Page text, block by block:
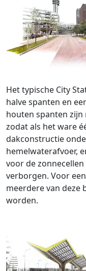
Het typische City
halve spanten en
houten spanten
zodat als het ware
dakconstructie
hemelwaterafvoer,
voor de
verborgen. Voor
meerdere van deze
worden.